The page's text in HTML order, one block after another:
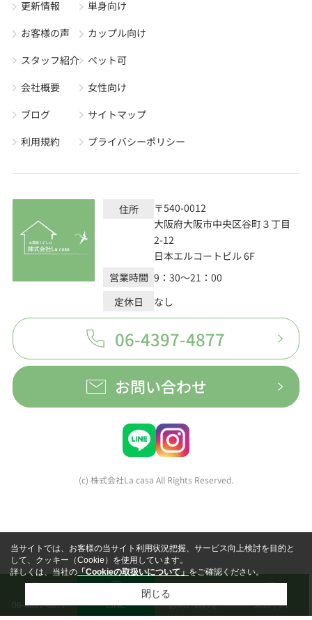
更新情報
お客様の声
スタッフ紹介
会社概要
ブログ
利用規約
単身向け
カップル向け
ペット可
女性向け
サイトマップ
プライバシーポリシー
住所
〒540-0012
大阪府大阪市中央区谷町３丁目
2-12
日本エルコートビル 6F
営業時間 9：30～21：00
定休日
なし
06-4397-4877
お問い合わせ
(c) 株式会社La casa All Rights Reserved.
06-4397-4877 LINE お問い合わせ 来店予約
当サイトでは、お客様の当サイト利用状況把握、サービス向上検討を目的と
して、クッキー（Cookie）を使用しています。
詳しくは、当社の「Cookieの取扱いについて」をご確認ください。
閉じる